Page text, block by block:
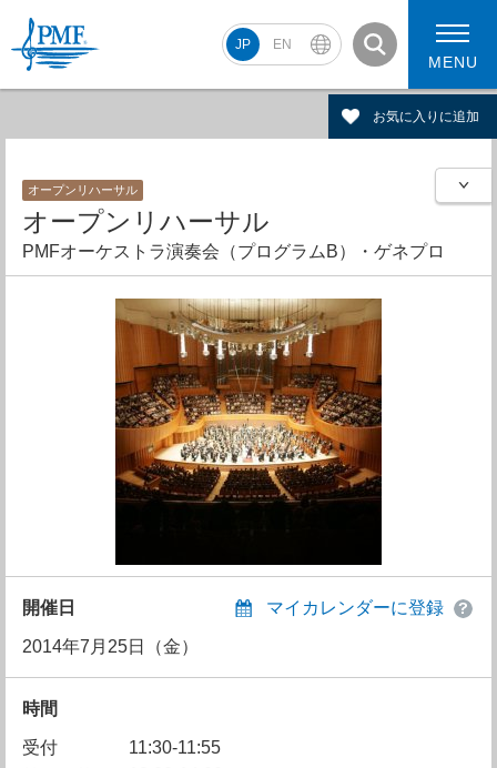
JP EN
PMF2026 スケジュール
PMF2026 アーティスト
MENU
お気に入りに追加
オープンリハーサル
オープンリハーサル
PMFオーケストラ演奏会（プログラムB）・ゲネプロ
開催日 マイカレンダーに登録
2014年7月25日（金）
時間
受付
11:30-11:55